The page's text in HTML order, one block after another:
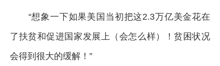
“想象一下如果美国当初把这2.3万亿美金花在
了扶贫和促进国家发展上（会怎么样）！贫困状况
会得到很大的缓解！”